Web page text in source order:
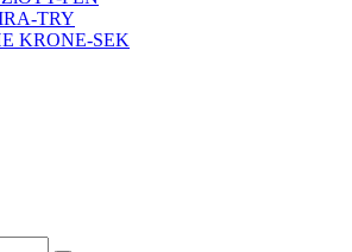
TRY
KRONE-SEK